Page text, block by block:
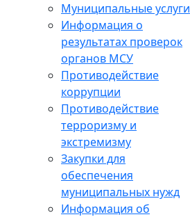
Муниципальные услуги
Информация о
результатах проверок
органов МСУ
Противодействие
коррупции
Противодействие
терроризму и
экстремизму
Закупки для
обеспечения
муниципальных нужд
Информация об